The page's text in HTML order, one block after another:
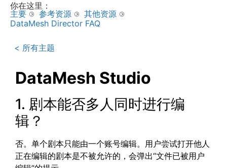
你在这里：
主要
参考资源
其他资源
DataMesh Director FAQ
< 所有主题
DataMesh Studio
1. 剧本能否多人同时进行编
辑？
否。单个剧本只能由一个账号编辑。用户尝试打开他人
正在编辑的剧本是不被允许的，会弹出“文件已被用户